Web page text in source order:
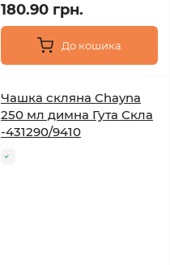
180.90 грн.
До кошика
Чашка скляна Chayna
250 мл димна Гута Скла
-431290/9410